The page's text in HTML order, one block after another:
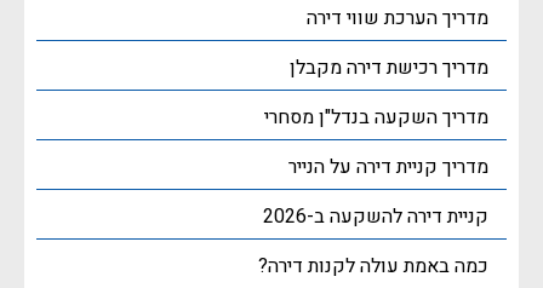
מדריך הערכת שווי דירה
מדריך רכישת דירה מקבלן
מדריך השקעה בנדל"ן מסחרי
מדריך קניית דירה על הנייר
קניית דירה להשקעה ב-2026
כמה באמת עולה לקנות דירה?